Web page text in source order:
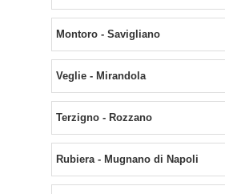
Montoro - Savigliano
Veglie - Mirandola
Terzigno - Rozzano
Rubiera - Mugnano di Napoli